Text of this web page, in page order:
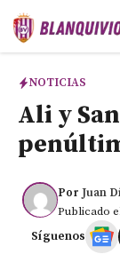
Saltar
NOTICIAS
Ali y
Por Juan
Publicado
Síguenos